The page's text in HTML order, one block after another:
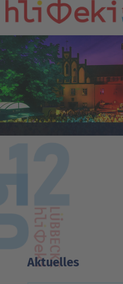
Aktuelles